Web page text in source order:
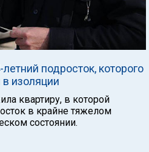
подросток, которого
изоляции
квартиру, в которой
в крайне тяжелом
состоянии.